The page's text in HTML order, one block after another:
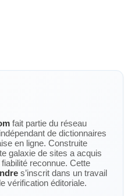
fait partie du réseau
de dictionnaires
en ligne. Construite
galaxie de sites a acquis
reconnue. Cette
s’inscrit dans un travail
vérification éditoriale.